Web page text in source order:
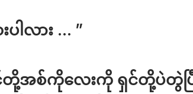
ါလား … ”
အစ်ကိုလေးကို ရှင်တို့ပဲတွဲပ